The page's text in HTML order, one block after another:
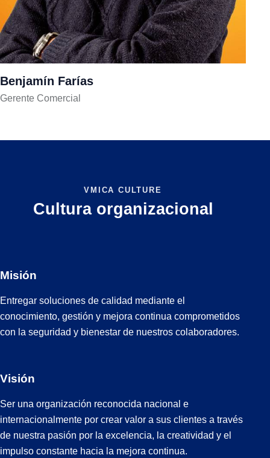
Benjamín Farías
Gerente Comercial
VMICA CULTURE
Cultura organizacional
Misión​
Entregar soluciones de calidad mediante el
conocimiento, gestión y mejora continua comprometidos
con la seguridad y bienestar de nuestros colaboradores.
Visión​
Ser una organización reconocida nacional e
internacionalmente por crear valor a sus clientes a través
de nuestra pasión por la excelencia, la creatividad y el
impulso constante hacia la mejora continua.